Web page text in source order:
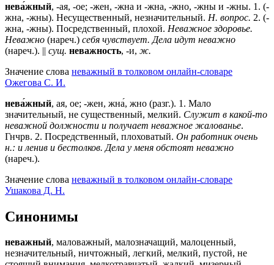
нева́жный, -ая, -ое; -жен, -жна и -жна, -жно, -жны и -жны. 1. (-
жна, -жны). Несущественный, незначительный. Н. вопрос. 2. (-
жна, -жны). Посредственный, плохой. Неважное здоровье.
Неважно (нареч.) себя чувствует. Дела идут неважно
(нареч.). || сущ. неважность, -и, ж.
Значение слова неважный в толковом онлайн-словаре
Ожегова C. И.
нева́жный, ая, ое; -жен, жна́, жно (разг.). 1 . Мало
значительный, не существенный, мелкий. Служит в какой-то
неважной должности и получает неважное жалованье.
Гнчрв. 2. Посредственный, плоховатый. Он работник очень
н.: и ленив и бестолков. Дела у меня обстоят неважно
(нареч.).
Значение слова неважный в толковом онлайн-словаре
Ушакова Д. Н.
Синонимы
неважный, маловажный, малозначащий, малоценный,
незначительный, ничтожный, легкий, мелкий, пустой, не